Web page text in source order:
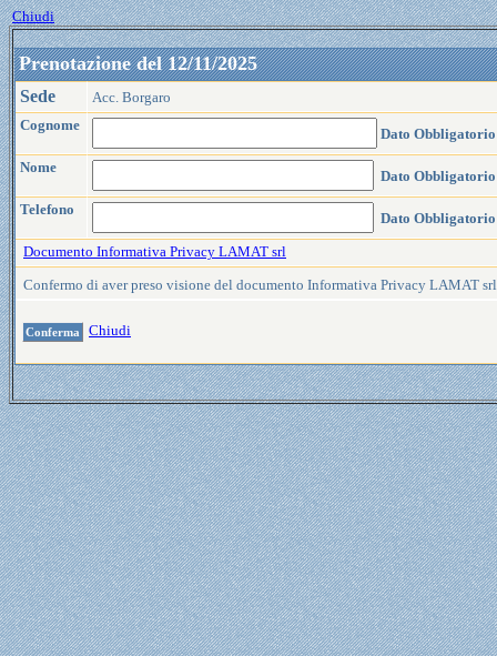
Chiudi
Prenotazione del 12/11/2025
Sede
Acc. Borgaro
Cognome
Dato
Nome
Dato
Telefono
Dato
Documento Informativa Privacy LAMAT srl
Confermo di aver preso visione del documento Informativa Privacy LAMAT
Chiudi